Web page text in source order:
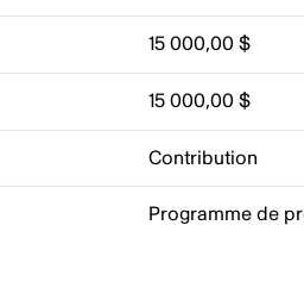
15 000,00 $
15 000,00 $
Contribution
Programme de